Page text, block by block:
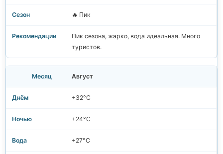
🔥 Пик
Пик сезона, жарко, вода идеальная. Много
туристов.
Август
+32°C
+24°C
+27°C